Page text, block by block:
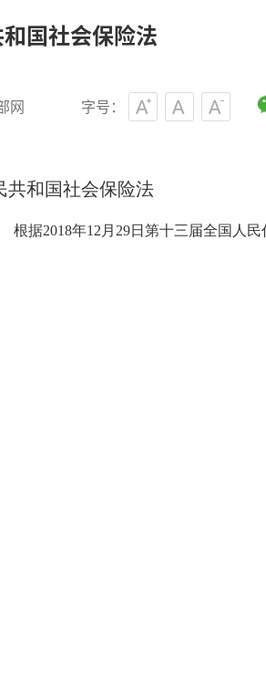
国社会保险法
网 字号：
共和国社会保险法
据2018年12月29日第十三届全国人